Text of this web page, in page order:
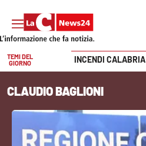
SEZIONI
Vai
TEMI DEL
GIORNO
INCENDI CALABRIA
CLAUDIO BAGLIONI